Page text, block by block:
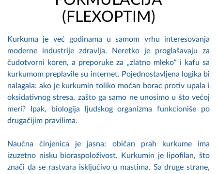
(FLEXOPTIM)
Kurkuma je već godinama u samom vrhu interesovanja
moderne industrije zdravlja. Neretko je proglašavaju za
čudotvorni koren, a preporuke za „zlatno mleko“ i kafu sa
kurkumom preplavile su internet. Pojednostavljena logika bi
nalagala: ako je kurkumin toliko moćan borac protiv upala i
oksidativnog stresa, zašto ga samo ne unosimo u što većoj
meri? Ipak, biologija ljudskog organizma funkcioniše po
drugačijim pravilima.
Naučna činjenica je jasna: običan prah kurkume ima
izuzetno nisku bioraspoloživost. Kurkumin je lipofilan, što
znači da se rastvara isključivo u mastima. Sa druge strane,